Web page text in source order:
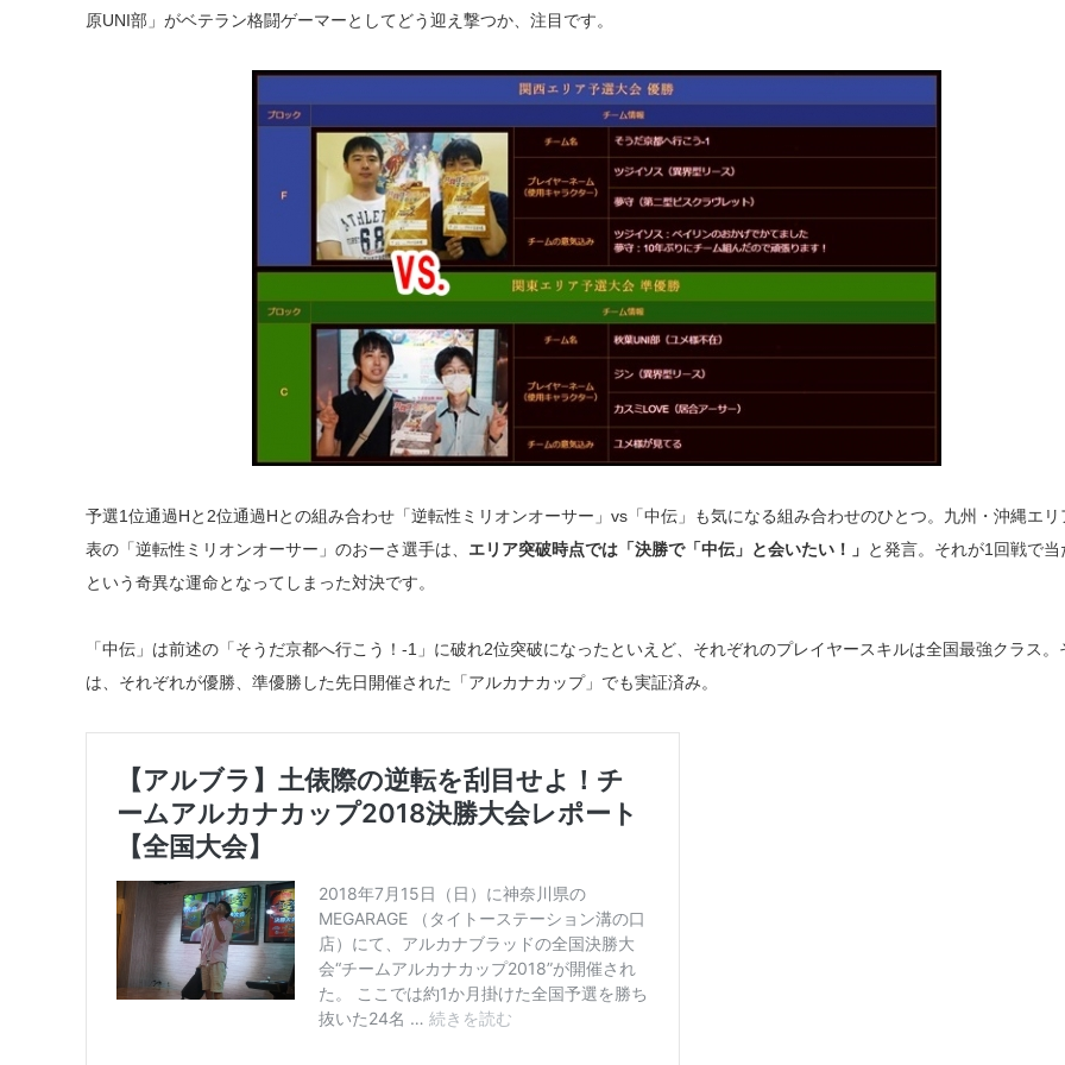
原UNI部」がベテラン格闘ゲーマーとしてどう迎え撃つか、注目です。
予選1位通過Hと2位通過Hとの組み合わせ「逆転性ミリオンオーサー」vs「中伝」も気になる組み合わせのひとつ。九州・沖縄エリ
表の「逆転性ミリオンオーサー」のおーさ選手は、 エリア突破時点では「決勝で「中伝」と会いたい！」 と発言。それが1回戦で当
という奇異な運命となってしまった対決です。
「中伝」は前述の「そうだ京都へ行こう！-1」に破れ2位突破になったといえど、それぞれのプレイヤースキルは全国最強クラス。
は、それぞれが優勝、準優勝した先日開催された「アルカナカップ」でも実証済み。